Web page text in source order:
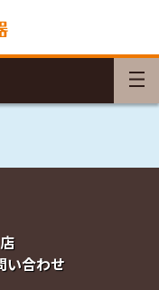
い合わせ